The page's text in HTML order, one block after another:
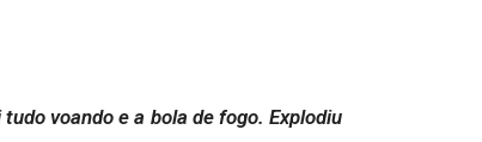
voando e a bola de fogo. Explodiu